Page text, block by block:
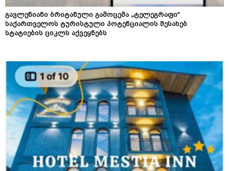
გავლენიანი ბრიტანული გამოცემა „ტელეგრაფი“
საქართველოს ტურისტული პოტენციალის შესახებ
სტატიების ციკლს აქვეყნებს